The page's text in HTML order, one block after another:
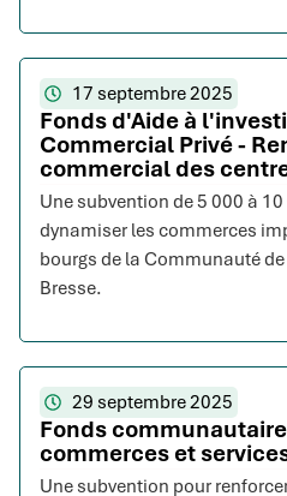
17 septembre 2025
Fonds d'Aide à
Commercial Privé -
commercial des
Une subvention de 5 000 à
dynamiser les commerces
bourgs de la Communauté
Bresse.
29 septembre 2025
Fonds
commerces et
Une subvention pour